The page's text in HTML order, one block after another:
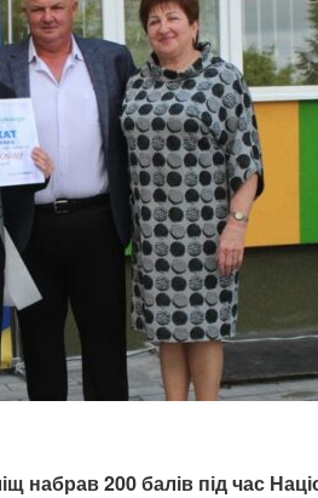
набрав 200 балів під час